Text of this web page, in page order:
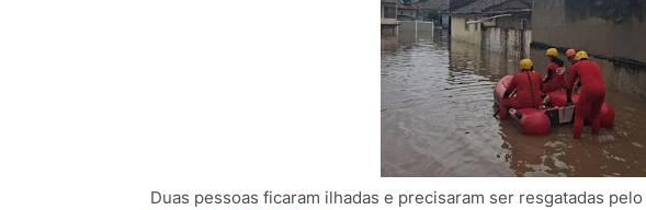
Duas pessoas ficaram ilhadas e precisaram ser resgatadas pelo